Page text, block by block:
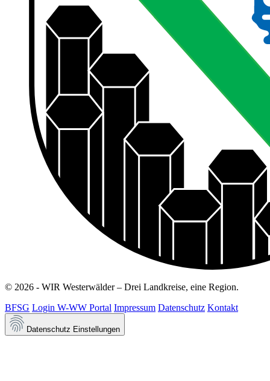
© 2026 - WIR Westerwälder – Drei Landkreise, eine Region.
BFSG Login W-WW Portal Impressum Datenschutz Kontakt
Datenschutz Einstellungen